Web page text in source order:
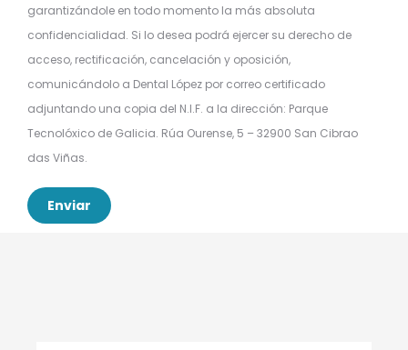
garantizándole en todo momento la más absoluta
confidencialidad. Si lo desea podrá ejercer su derecho de
acceso, rectificación, cancelación y oposición,
comunicándolo a Dental López por correo certificado
adjuntando una copia del N.I.F. a la dirección: Parque
Tecnolóxico de Galicia. Rúa Ourense, 5 – 32900 San Cibrao
das Viñas.
Enviar